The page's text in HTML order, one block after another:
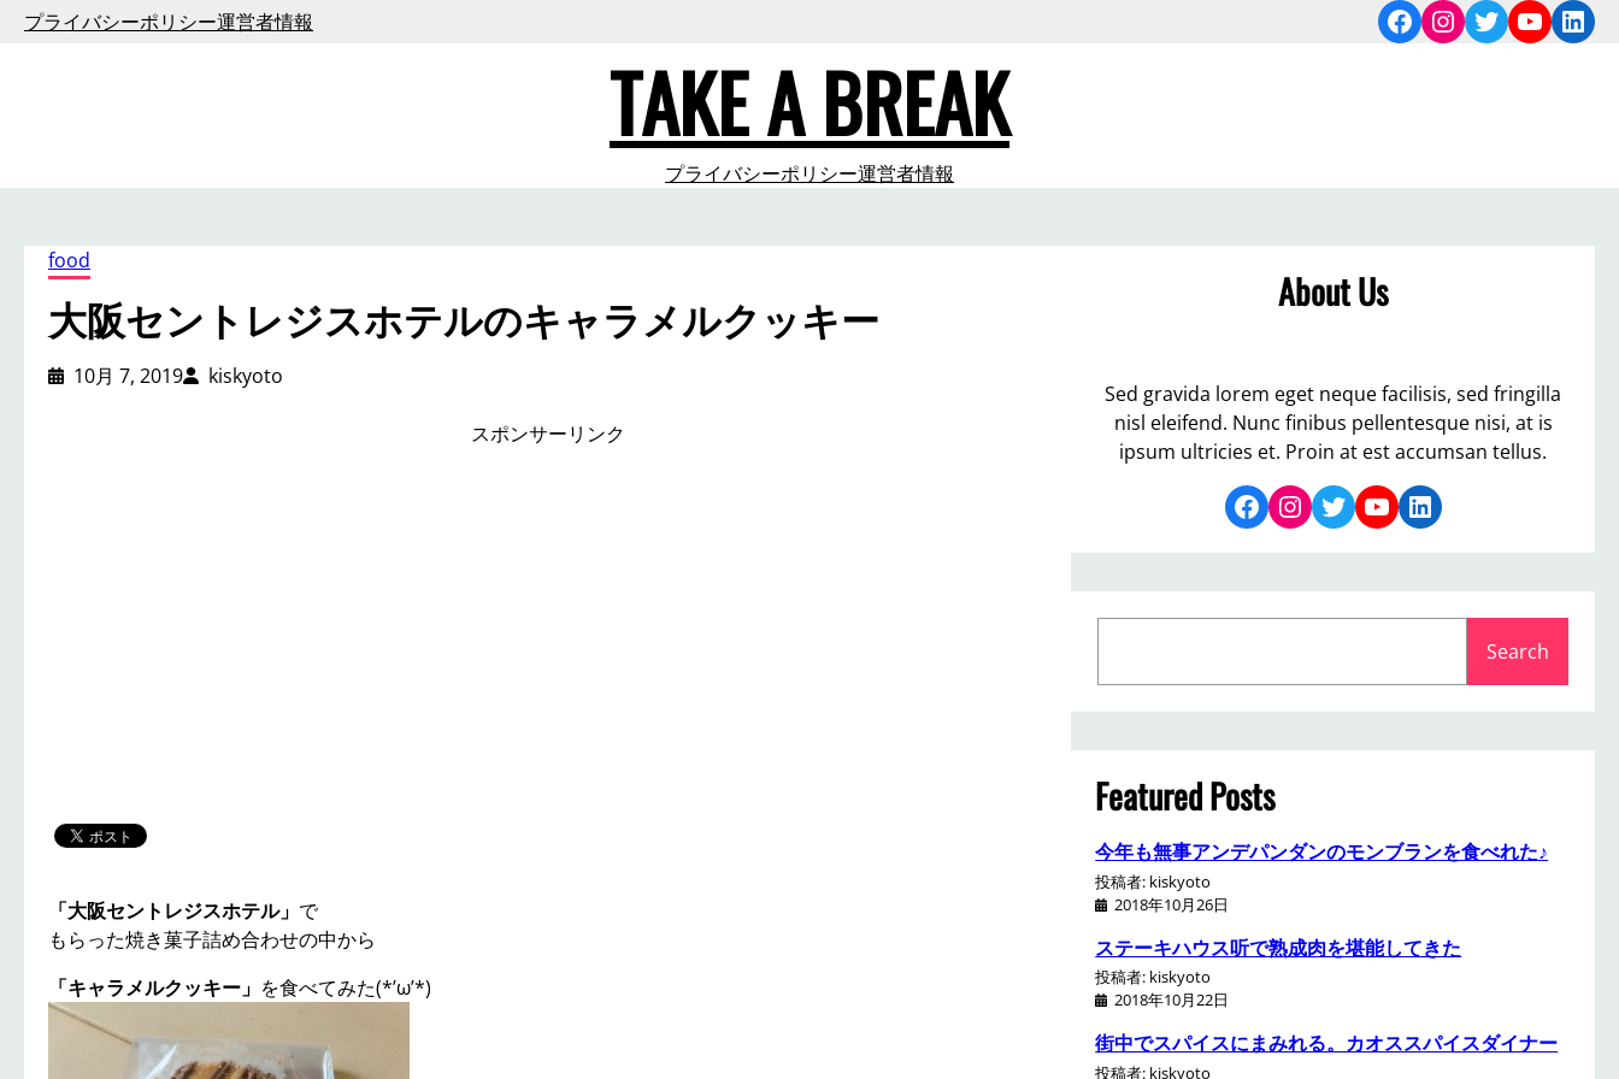
プ
プライバシーポリシー運営者情報 Facebook
Instagram
Twitter
TAKE A BREAK
プライバシーポリシー運営者情報
food
大阪セントレジスホテルのキャラメルクッキー
10月 7, 2019 kiskyoto
スポンサーリンク
「大阪セントレジスホテル」 で
もらった焼き菓子詰め合わせの中から
「キャラメルクッキー」 を食べてみた(*’ω’*)
About Us
Sed gravida lorem eget neque facilisis, sed fringilla
nisl eleifend. Nunc finibus pellentesque nisi, at is
ipsum ultricies et. Proin at est accumsan tellus.
Facebook Instagram Twitter YouTube LinkedIn
a
r
c
h
Search
Featured Posts
今年も無事アンデパンダンのモンブランを食べれた♪
投稿者: kiskyoto
2018年10月26日
ステーキハウス听で熟成肉を堪能してきた
投稿者: kiskyoto
2018年10月22日
街中でスパイスにまみれる。カオススパイスダイナー
投稿者: kiskyoto